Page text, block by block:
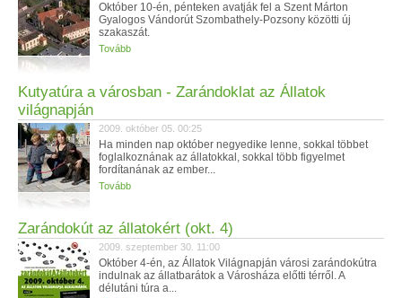
Október 10-én, pénteken avatják fel a Szent Márton
Gyalogos Vándorút Szombathely-Pozsony közötti új
szakaszát.
Tovább
Kutyatúra a városban - Zarándoklat az Állatok
világnapján
2009. október 05. 00:25
Ha minden nap október negyedike lenne, sokkal többet
foglalkoznának az állatokkal, sokkal több figyelmet
fordítanának az ember...
Tovább
Zarándokút az állatokért (okt. 4)
2009. szeptember 30. 11:00
Október 4-én, az Állatok Világnapján városi zarándokútra
indulnak az állatbarátok a Városháza előtti térről. A
délutáni túra a...